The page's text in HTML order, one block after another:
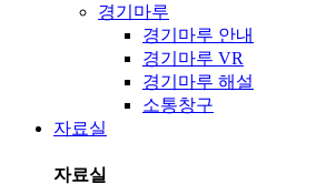
경기마루
경기마루 안내
경기마루 VR
경기마루 해설
소통창구
자료실
자료실